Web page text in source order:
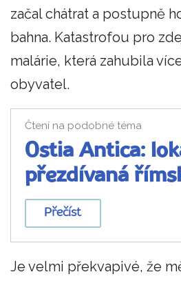
začal chátrat a postupně
bahna. Katastrofou pro
malárie, která zahubila
obyvatel.
Čtení na podobné téma
Ostia Antica:
přezdívaná
Přečíst
Je velmi překvapivé, že